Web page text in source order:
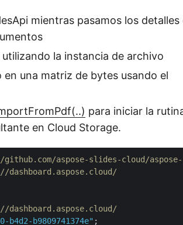
mientras pasamos los detalles
la instancia de archivo
una matriz de bytes usando el
para iniciar la
en Cloud Storage.
aspose-slides-cloud/
b4d2-b9809741374e" ;